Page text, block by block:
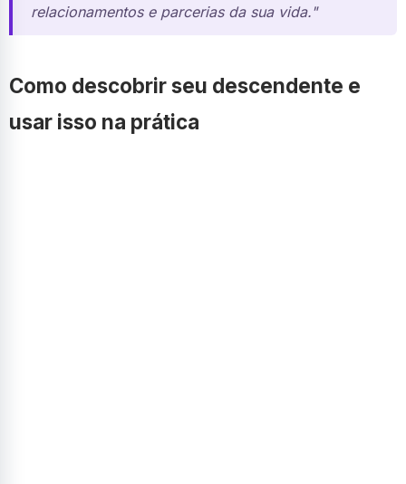
relacionamentos e parcerias da sua vida."
Como descobrir seu descendente e
usar isso na prática